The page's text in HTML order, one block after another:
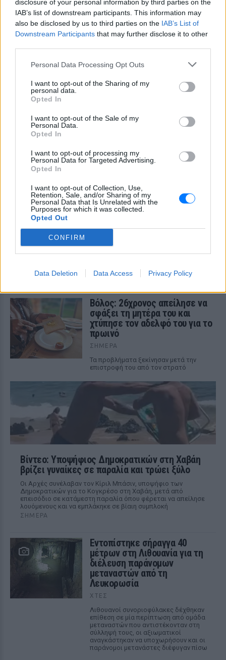
disclosure of your personal information by third parties on the
IAB’s list of downstream participants. This information may
also be disclosed by us to third parties on the IAB’s List of
Downstream Participants that may further disclose it to other
Personal Data Processing Opt Outs
I want to opt-out of the Sharing of my
personal data.
Opted In
I want to opt-out of the Sale of my
Personal Data.
Opted In
I want to opt-out of processing my
Personal Data for Targeted Advertising.
Opted In
I want to opt-out of Collection, Use,
Retention, Sale, and/or Sharing of my
Personal Data that Is Unrelated with the
Purposes for which it was collected.
Opted Out
CONFIRM
Data Deletion Data Access Privacy Policy
ΔΕΙΤΕ ΕΠΙΣΗΣ
ΣΤΗΝ ΙΔΙΑ ΚΑΤΗΓΟΡΙΑ
Βέγκας: «Φοβήθηκα ότι θα
ΣΉΜΕΡΑ
Μυστράς: «Δεν ήταν οικονομικό
το κίνητρο» υποστηρίζει ο
είχε τη σορό του πατέρα του σε
καταψύκτη
ΣΉΜΕΡΑ
Ο ίδιος δήλωσε ότι ο πελάτης του είχε
μια εξαιρετικά έντονη συναισθηματική
Βόλος: 26χρονος απείλησε να
σφάξει τη μητέρα του και
χτύπησε τον αδελφό του για το
πρωινό
ΣΉΜΕΡΑ
Τα προβλήματα ξεκίνησαν μετά την
επιστροφή του από τον στρατό
Βίντεο: Υποψήφιος Δημοκρατικών στη Χαβάη
βρίζει γυναίκες σε παραλία και τρώει ξύλο
Οι Αρχές συνέλαβαν τον Κίριλ Μπάσιν, υποψήφιο των
Δημοκρατικών για το Κογκρέσο στη Χαβάη, μετά από
επεισόδιο σε κατάμεστη παραλία όπου φέρεται να απείλησε
λουόμενους και να εμπλάκηκε σε βίαιη συμπλοκή
ΣΉΜΕΡΑ
Εντοπίστηκε σήραγγα 40
μέτρων στη Λιθουανία για τη
διέλευση παράνομων
μεταναστών από τη
Λευκορωσία
ΧΤΕΣ
Λιθουανοί συνοριοφύλακες δέχθηκαν
επίθεση σε μία περίπτωση από ομάδα
μεταναστών που αντιστέκονταν στη
σύλληψή τους, οι αξιωματικοί
αναγκάστηκαν να υποχωρήσουν και οι
παράνομοι μετανάστες διέφυγαν πίσω